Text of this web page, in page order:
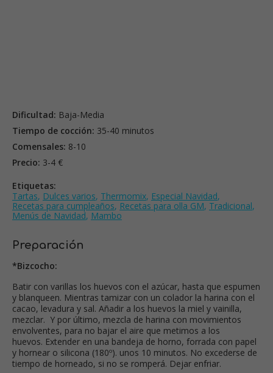
Dificultad: Baja-Media
Tiempo de cocción: 35-40 minutos
Comensales: 8-10
Precio: 3-4 €
Etiquetas:
Tartas, Dulces varios, Thermomix, Especial Navidad,
Recetas para cumpleaños, Recetas para olla GM, Tradicional,
Menús de Navidad, Mambo
Preparación
*Bizcocho:
Batir con varillas los huevos con el azúcar, hasta que espumen
y blanqueen. Mientras tamizar con un colador la harina con el
cacao, levadura y sal. Añadir a los huevos la miel y vainilla,
mezclar. Y por último, mezcla de harina con movimientos
envolventes, para no bajar el aire que metimos a los
huevos. Extender en una bandeja de horno, forrada con papel
y hornear o silicona (180º). unos 10 minutos. No excederse de
tiempo de horneado, si no se romperá. Dejar enfriar.